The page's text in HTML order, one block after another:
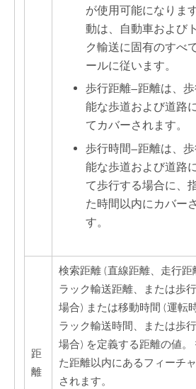
が使用可能になりま
動は、自動車および
ク輸送に固有のすべ
ールに従います。
歩行距離—距離は、
能な歩道および道路
てカバーされます。
歩行時間—距離は、
能な歩道および道路
て歩行する場合に、
た時間以内にカバー
す。
距
離
検索距離 (直線距離、走行距
ラック輸送距離、または歩
場合) または移動時間 (運転
ラック輸送時間、または歩
場合) を定義する距離の値。
た距離以内にあるフィーチ
されます。